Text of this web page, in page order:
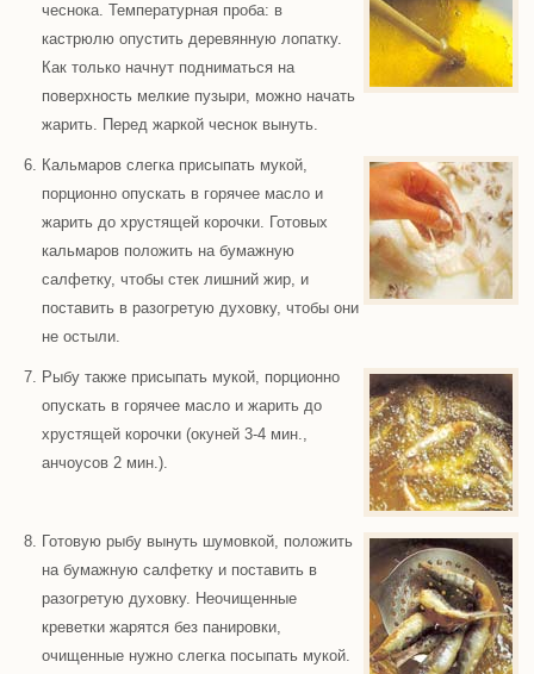
чеснока. Температурная проба: в
кастрюлю опустить деревянную лопатку.
Как только начнут подниматься на
поверхность мелкие пузыри, можно начать
жарить. Перед жаркой чеснок вынуть.
Кальмаров слегка присыпать мукой,
порционно опускать в горячее масло и
жарить до хрустящей корочки. Готовых
кальмаров положить на бумажную
салфетку, чтобы стек лишний жир, и
поставить в разогретую духовку, чтобы они
не остыли.
Рыбу также присыпать мукой, порционно
опускать в горячее масло и жарить до
хрустящей корочки (окуней 3-4 мин.,
анчоусов 2 мин.).
Готовую рыбу вынуть шумовкой, положить
на бумажную салфетку и поставить в
разогретую духовку. Неочищенные
креветки жарятся без панировки,
очищенные нужно слегка посыпать мукой.